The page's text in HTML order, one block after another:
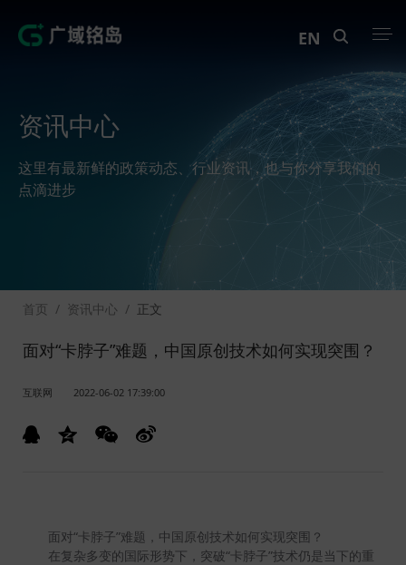
解决方案
案例中心
EN
资讯中心
这里有最新鲜的政策动态、行业资讯，也与你分享我们的
点滴进步
首页 / 资讯中心 / 正文
面对“卡脖子”难题，中国原创技术如何实现突围？
互联网 2022-06-02 17:39:00
面对“卡脖子”难题，中国原创技术如何实现突围？
在复杂多变的国际形势下，突破“卡脖子”技术仍是当下的重